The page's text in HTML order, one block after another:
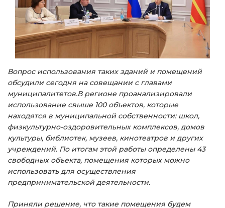
Вопрос использования таких зданий и помещений
обсудили сегодня на совещании с главами
муниципалитетов.В регионе проанализировали
использование свыше 100 объектов, которые
находятся в муниципальной собственности: школ,
физкультурно-оздоровительных комплексов, домов
культуры, библиотек, музеев, кинотеатров и других
учреждений. По итогам этой работы определены 43
свободных объекта, помещения которых можно
использовать для осуществления
предпринимательской деятельности.
Приняли решение, что такие помещения будем